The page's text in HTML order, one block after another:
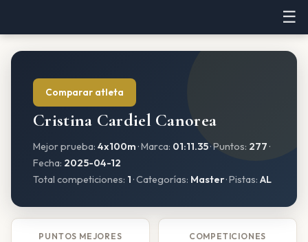
☰
Comparar atleta
Cristina Cardiel Canorea
Mejor prueba: 4x100m · Marca: 01:11.35· Puntos: 277 ·
Fecha: 2025-04-12
Total competiciones: 1 · Categorías: Master· Pistas: AL
PUNTOS MEJORES COMPETICIONES